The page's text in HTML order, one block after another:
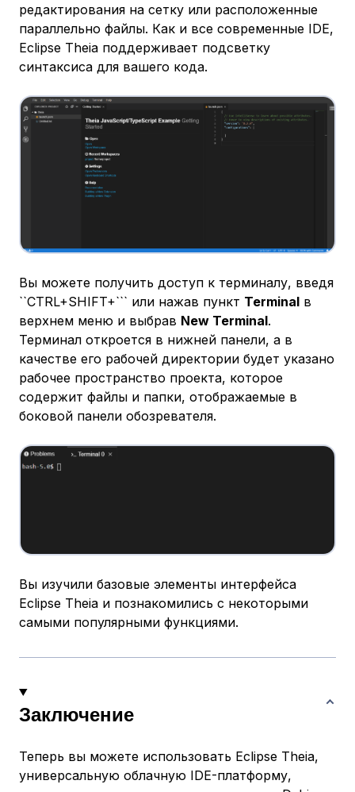
редактирования на сетку или расположенные
параллельно файлы. Как и все современные IDE,
Eclipse Theia поддерживает подсветку
синтаксиса для вашего кода.
Вы можете получить доступ к терминалу, введя
``CTRL+SHIFT+``` или нажав пункт Terminal в
верхнем меню и выбрав New Terminal.
Терминал откроется в нижней панели, а в
качестве его рабочей директории будет указано
рабочее пространство проекта, которое
содержит файлы и папки, отображаемые в
боковой панели обозревателя.
Вы изучили базовые элементы интерфейса
Eclipse Theia и познакомились с некоторыми
самыми популярными функциями.
Заключение
Теперь вы можете использовать Eclipse Theia,
универсальную облачную IDE-платформу,